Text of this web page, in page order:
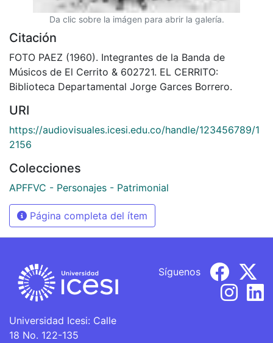
Da clic sobre la imágen para abrir la galería.
Citación
FOTO PAEZ (1960). Integrantes de la Banda de
Músicos de El Cerrito & 602721. EL CERRITO:
Biblioteca Departamental Jorge Garces Borrero.
URI
https://audiovisuales.icesi.edu.co/handle/123456789/1
2156
Colecciones
APFFVC - Personajes - Patrimonial
Página completa del ítem
Universidad Icesi: Calle
18 No. 122-135
Síguenos